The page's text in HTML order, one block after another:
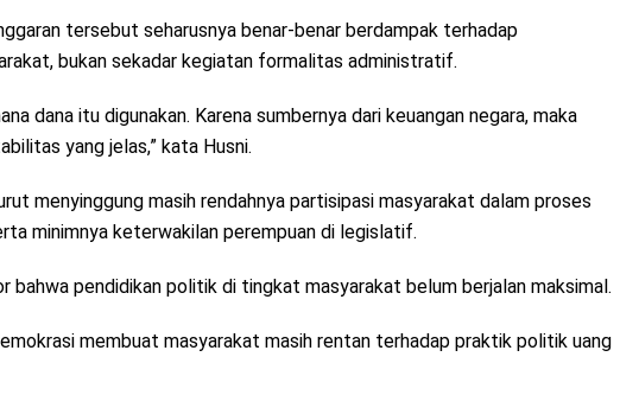
tersebut seharusnya benar-benar berdampak terhadap
bukan sekadar kegiatan formalitas administratif.
dana itu digunakan. Karena sumbernya dari keuangan negara, maka
yang jelas,” kata Husni.
menyinggung masih rendahnya partisipasi masyarakat dalam proses
minimnya keterwakilan perempuan di legislatif.
bahwa pendidikan politik di tingkat masyarakat belum berjalan maksimal.
membuat masyarakat masih rentan terhadap praktik politik uang